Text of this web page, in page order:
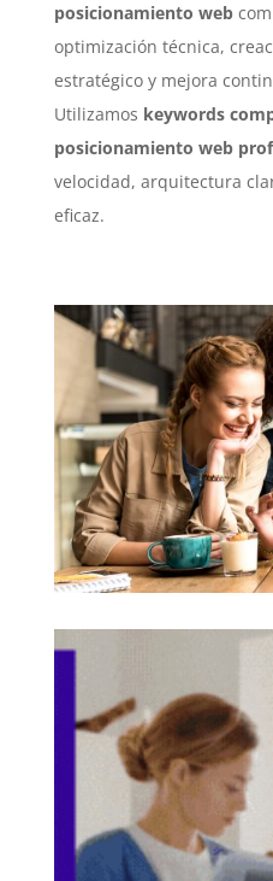
posicionamiento web
optimización técnica,
estratégico y mejora
Utilizamos keywords
posicionamiento web
velocidad, arquitectura
eficaz.